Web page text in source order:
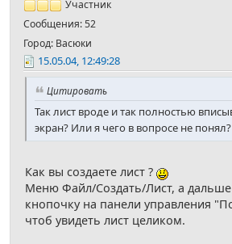
Участник
Сообщения: 52
Город: Васюки
15.05.04, 12:49:28
Цитировать
Так лист вроде и так полностью
экран? Или я чего в вопросе не понял?
Как вы создаете лист ?
Меню Файл/Создать/Лист, а
кнопочку на панели управления
чтоб увидеть лист целиком.